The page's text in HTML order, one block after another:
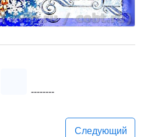
--------
Следующий